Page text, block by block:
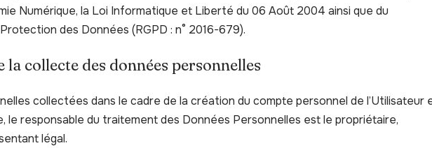
Numérique, la Loi Informatique et Liberté du 06 Août 2004 ainsi que du
des Données (RGPD : n° 2016-679).
la collecte des données personnelles
collectées dans le cadre de la création du compte personnel de l’Utilisateur
le responsable du traitement des Données Personnelles est le propriétaire,
légal.